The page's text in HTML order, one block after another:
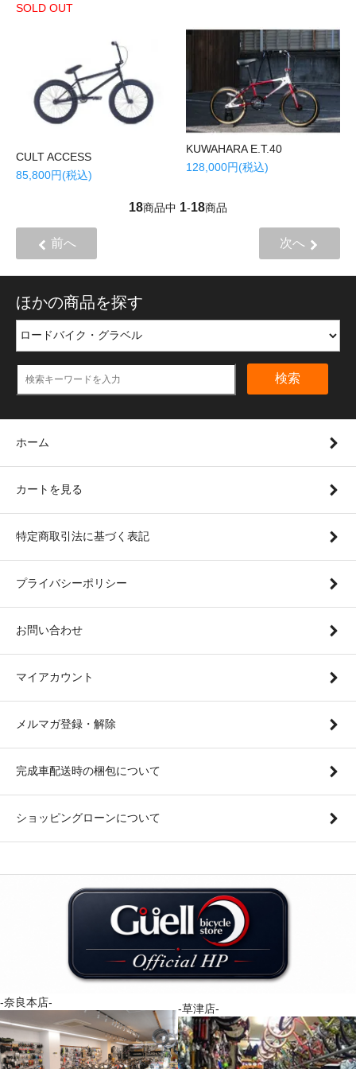
SOLD OUT
CULT ACCESS
85,800円(税込)
KUWAHARA E.T.40
128,000円(税込)
18商品中 1-18商品
前へ 次へ
ほかの商品を探す
検索
ホーム
カートを見る
特定商取引法に基づく表記
プライバシーポリシー
お問い合わせ
マイアカウント
メルマガ登録・解除
完成車配送時の梱包について
ショッピングローンについて
-奈良本店- -草津店-